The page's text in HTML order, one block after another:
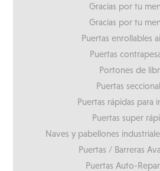
Gracias por tu
Gracias por tu
Puertas enrollables
Puertas
Portones de
Puertas
Puertas rápidas para
Puertas super
Naves y pabellones
Puertas / Barreras
Puertas Auto-